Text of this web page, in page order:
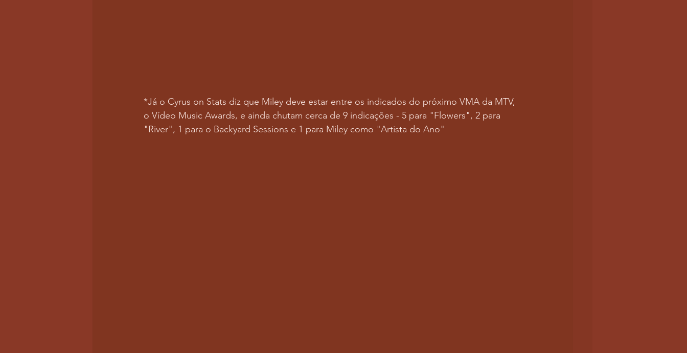
*Já o Cyrus on Stats diz que Miley deve estar entre os indicados do próximo VMA da MTV,
o Vídeo Music Awards, e ainda chutam cerca de 9 indicações - 5 para "Flowers", 2 para
"River", 1 para o Backyard Sessions e 1 para Miley como "Artista do Ano"